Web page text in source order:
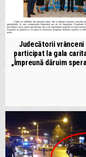
Judecătorii vrânceni
participat la gala
„Împreună dăruim